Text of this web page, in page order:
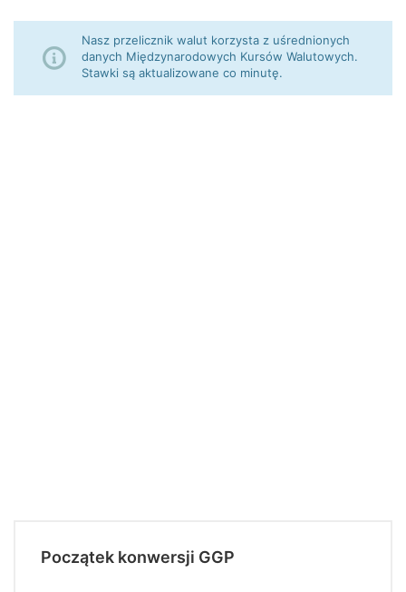
Nasz przelicznik walut korzysta z uśrednionych
danych Międzynarodowych Kursów Walutowych.
Stawki są aktualizowane co minutę.
Początek konwersji GGP